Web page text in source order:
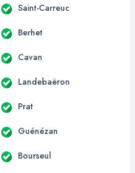
Saint-Carreuc
Berhet
Cavan
Landebaëron
Prat
Guénézan
Bourseul